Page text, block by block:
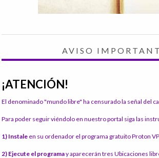
AVISO
¡ATENCIÓN!
El denominado "mundo libre" ha censurado la señal del
Para poder seguir viéndolo en nuestro portal siga las
1) Instale en su ordenador el programa gratuito Proton
2) Ejecute el programay aparecerán tres Ubicaciones